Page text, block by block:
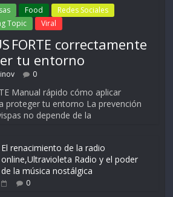
Food
Redes Sociales
Topic Viral
FORTE correctamente
tu entorno
0
Manual rápido cómo aplicar
proteger tu entorno La prevención
no depende de la
El renacimiento de la radio
online,Ultravioleta Radio y el poder
de la música nostálgica
0